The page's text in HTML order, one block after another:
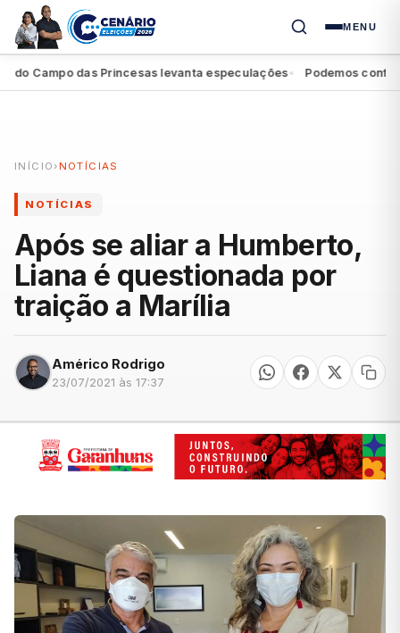
MENU
Campo das Princesas levanta especulações● Podemos confirma
INÍCIO › NOTÍCIAS
NOTÍCIAS
Após se aliar a Humberto,
Liana é questionada por
traição a Marília
Américo Rodrigo
23/07/2021 às 17:37